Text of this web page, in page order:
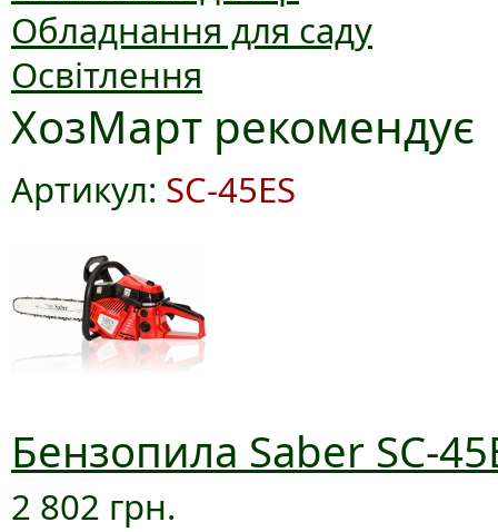
Обладнання для саду
Освітлення
ХозМарт рекомендує
Артикул: SC-45ES
Бензопила Saber SC-
2 802 грн.